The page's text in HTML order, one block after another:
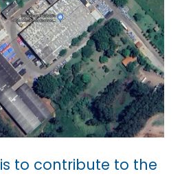
to contribute to the